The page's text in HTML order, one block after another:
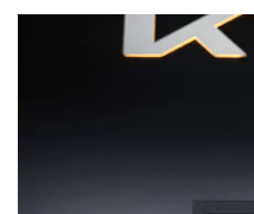
Sportage Việt Nam (SVN)
đồng cùng Kia Sportage Việt